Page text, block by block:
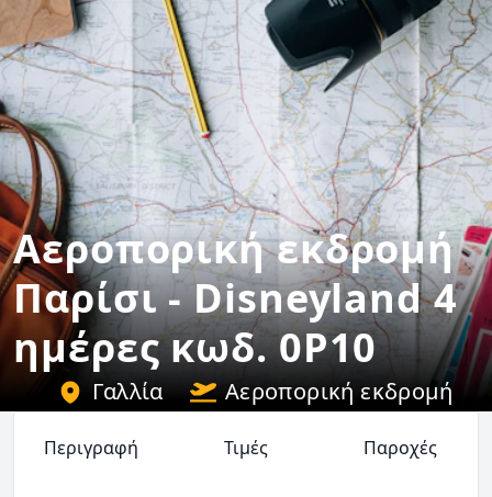
Αεροπορική εκδρομή
Παρίσι - Disneyland 4
ημέρες κωδ. 0P10
Γαλλία Αεροπορική εκδρομή
Περιγραφή Τιμές Παροχές